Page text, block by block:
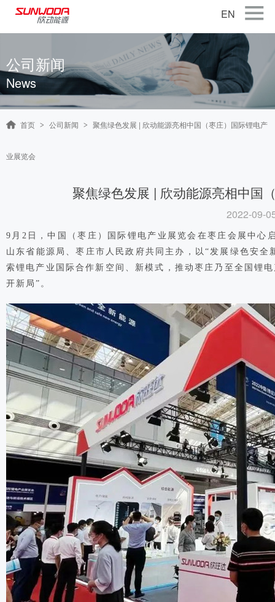
关于公司
智能出行
智慧储能
加入我们
EN
公司新闻
News
首页 > 公司新闻 > 聚焦绿色发展 | 欣动能源亮相中国（枣庄）国际锂电产
业展览会
聚焦绿色发展 | 欣动能源亮相中国
2022-09-
9月2日，中国（枣庄）国际锂电产业展览会在枣庄会展中心
山东省能源局、枣庄市人民政府共同主办，以“发展绿色安
索锂电产业国际合作新空间、新模式，推动枣庄乃至全国锂
开新局”。